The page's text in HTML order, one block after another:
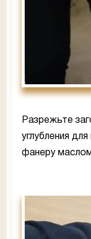
Разрежьте
углубления
фанеру